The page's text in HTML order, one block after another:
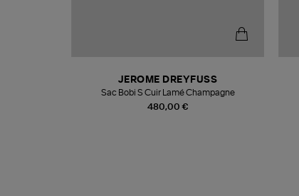
480,00 €
JEROME DREYFUSS
Sac Bobi S Cuir Lamé Champagne